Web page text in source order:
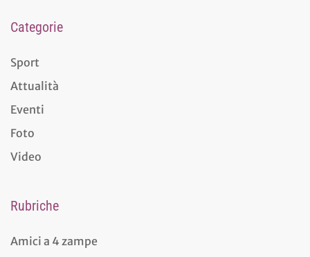
Categorie
Sport
Attualità
Eventi
Foto
Video
Rubriche
Amici a 4 zampe